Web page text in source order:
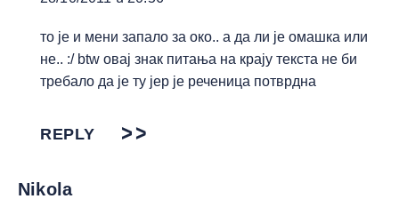
то је и мени запало за око.. а да ли је омашка или
не.. :/ btw овај знак питања на крају текста не би
требало да је ту јер је реченица потврдна
REPLY
Nikola